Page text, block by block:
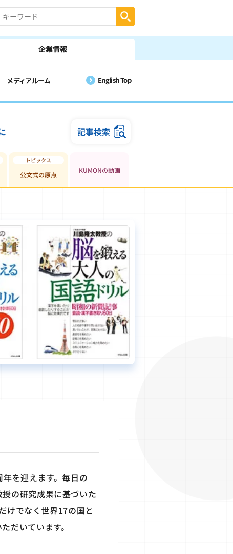
企業情報
メディアルーム English Top
記事検索
公文式の原点
KUMONの動画
を迎えます。毎日の
の研究成果に基づいた
けでなく世界17の国と
だいています。